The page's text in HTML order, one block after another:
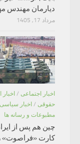
دیارمان مهندس
مرداد 17, 1405
اخبار اجتماعی /
حقوقی / اخبار سیاسی
مطبوعات و رسانه ها
چین هم پس از
کارت «فراصوت»